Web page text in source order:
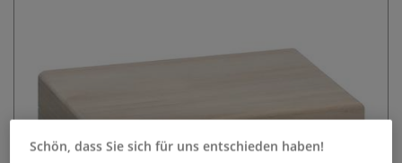
Schön, dass Sie sich für uns entschieden haben!